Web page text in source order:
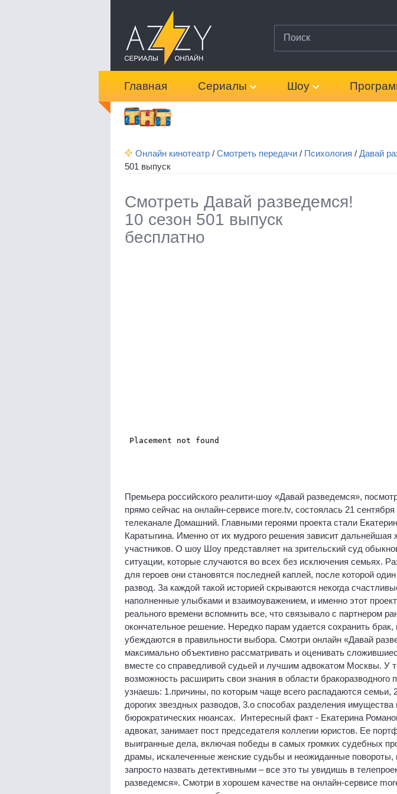
Главная Сериалы Шоу
Онлайн кинотеатр / Смотреть передачи / Психология / Давай
501 выпуск
Смотреть Давай разведемся!
10 сезон 501 выпуск
бесплатно
Премьера российского реалити-шоу «Давай разведемся»,
прямо сейчас на онлайн-сервисе more.tv, состоялась 21 сентября
телеканале Домашний. Главными героями проекта стали
Каратыгина. Именно от их мудрого решения зависит дальнейшая
участников. О шоу Шоу представляет на зрительский суд
ситуации, которые случаются во всех без исключения семьях.
для героев они становятся последней каплей, после которой
развод. За каждой такой историей скрываются некогда
наполненные улыбками и взаимоуважением, и именно этот
реального времени вспомнить все, что связывало с партнером
окончательное решение. Нередко парам удается сохранить брак,
убеждаются в правильности выбора. Смотри онлайн «Давай
максимально объективно рассматривать и оценивать
вместе со справедливой судьей и лучшим адвокатом Москвы. У
возможность расширить свои знания в области бракоразводного
узнаешь: 1.причины, по которым чаще всего распадаются семьи,
дорогих звездных разводов, 3.о способах разделения имущества
бюрократических нюансах. Интересный факт - Екатерина
адвокат, занимает пост председателя коллегии юристов. Ее
выигранные дела, включая победы в самых громких судебных
драмы, искалеченные женские судьбы и неожиданные повороты,
запросто назвать детективными – все это ты увидишь в
разведемся». Смотри в хорошем качестве на онлайн-сервисе